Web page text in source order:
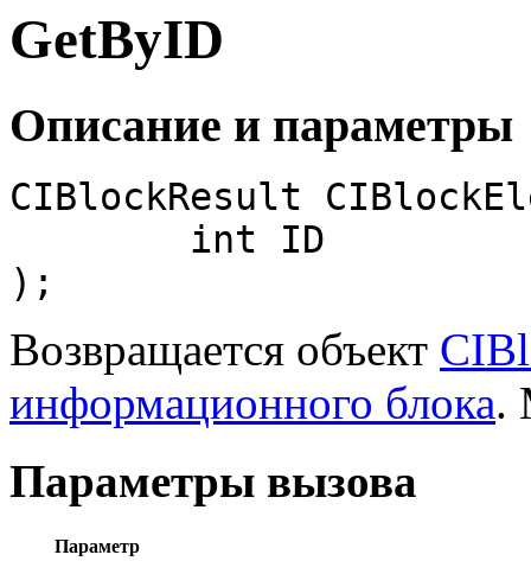
GetByID
Описание и параметры
CIBlockResult
);
Возвращается объект
информационного блока.
Параметры вызова
Параметр